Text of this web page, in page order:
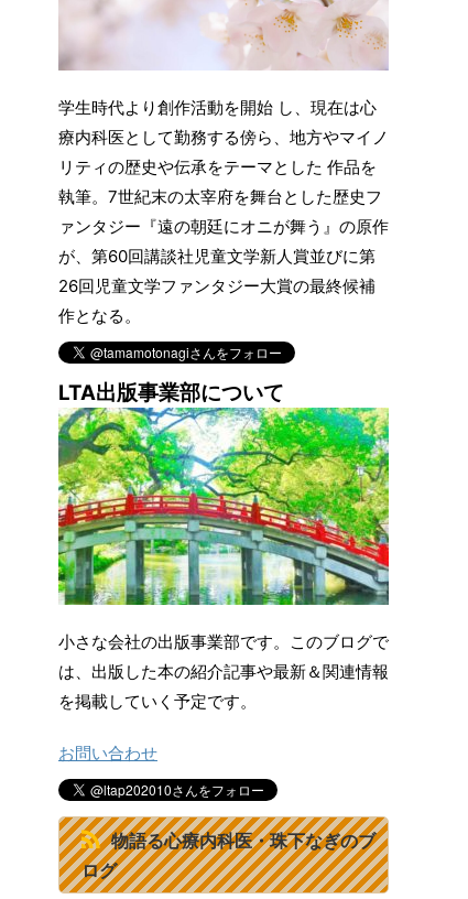
学生時代より創作活動を開始 し、現在は心
療内科医として勤務する傍ら、地方やマイノ
リティの歴史や伝承をテーマとした 作品を
執筆。7世紀末の太宰府を舞台とした歴史フ
ァンタジー『遠の朝廷にオニが舞う』の原作
が、第60回講談社児童文学新人賞並びに第
26回児童文学ファンタジー大賞の最終候補
作となる。
LTA出版事業部について
小さな会社の出版事業部です。このブログで
は、出版した本の紹介記事や最新＆関連情報
を掲載していく予定です。
お問い合わせ
物語る心療内科医・珠下なぎのブ
ログ